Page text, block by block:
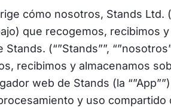
cómo nosotros, Stands Ltd.
que recogemos, recibimos
(“”Stands””,
recibimos y almacenamos
web de Stands (la
y uso